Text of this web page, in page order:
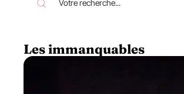
Les immanquables